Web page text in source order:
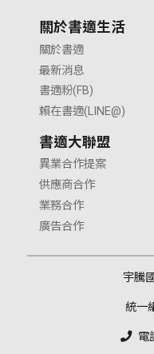
關於書適生活
關於書適
最新消息
書適粉(FB)
賴在書適(LINE@)
書適大聯盟
異業合作提案
供應商合作
業務合作
廣告合作
宇騰
統一
電